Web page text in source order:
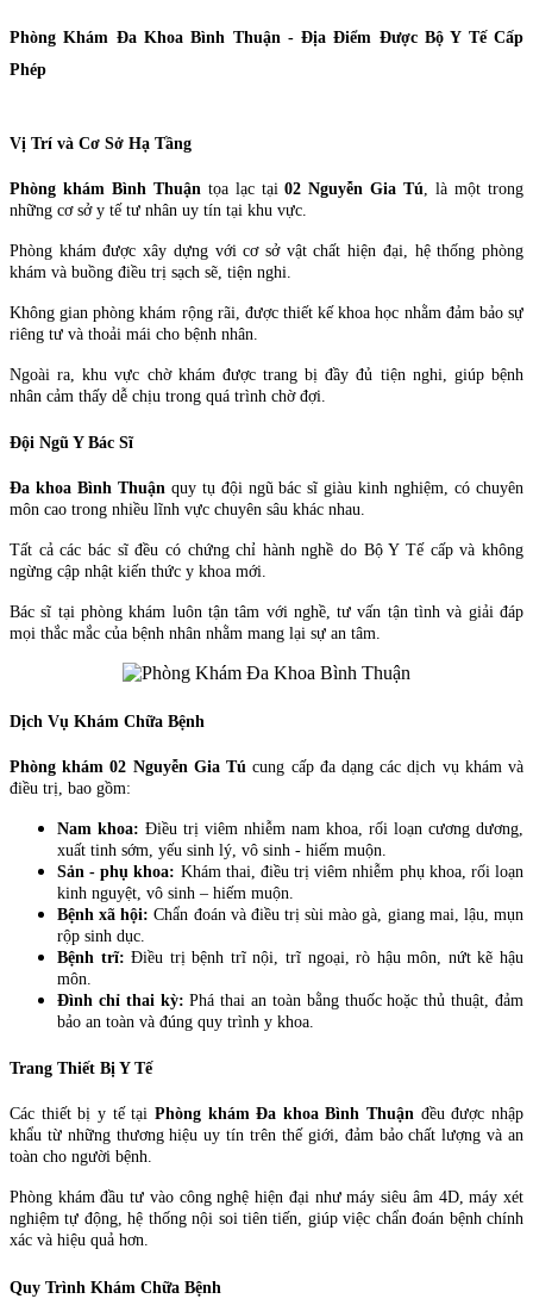
Phòng Khám Đa Khoa Bình Thuận - Địa Điểm Được Bộ Y Tế Cấp
Phép
Vị Trí và Cơ Sở Hạ Tầng
Phòng khám Bình Thuận tọa lạc tại02 Nguyễn Gia Tú , là một trong
những cơ sở y tế tư nhân uy tín tại khu vực.
Phòng khám được xây dựng với cơ sở vật chất hiện đại, hệ thống phòng
khám và buồng điều trị sạch sẽ, tiện nghi.
Không gian phòng khám rộng rãi, được thiết kế khoa học nhằm đảm bảo sự
riêng tư và thoải mái cho bệnh nhân.
Ngoài ra, khu vực chờ khám được trang bị đầy đủ tiện nghi, giúp bệnh
nhân cảm thấy dễ chịu trong quá trình chờ đợi.
Đội Ngũ Y Bác Sĩ
Đa khoa Bình Thuậnquy tụ đội ngũ bác sĩ giàu kinh nghiệm, có chuyên
môn cao trong nhiều lĩnh vực chuyên sâu khác nhau.
Tất cả các bác sĩ đều có chứng chỉ hành nghề do Bộ Y Tế cấp và không
ngừng cập nhật kiến thức y khoa mới.
Bác sĩ tại phòng khám luôn tận tâm với nghề, tư vấn tận tình và giải đáp
mọi thắc mắc của bệnh nhân nhằm mang lại sự an tâm.
Dịch Vụ Khám Chữa Bệnh
Phòng khám 02 Nguyễn Gia Tú cung cấp đa dạng các dịch vụ khám và
điều trị, bao gồm:
Nam khoa: Điều trị viêm nhiễm nam khoa, rối loạn cương dương,
xuất tinh sớm, yếu sinh lý, vô sinh - hiếm muộn.
Sản - phụ khoa: Khám thai, điều trị viêm nhiễm phụ khoa, rối loạn
kinh nguyệt, vô sinh – hiếm muộn.
Bệnh xã hội: Chẩn đoán và điều trị sùi mào gà, giang mai, lậu, mụn
rộp sinh dục.
Bệnh trĩ: Điều trị bệnh trĩ nội, trĩ ngoại, rò hậu môn, nứt kẽ hậu
môn.
Đình chỉ thai kỳ: Phá thai an toàn bằng thuốc hoặc thủ thuật, đảm
bảo an toàn và đúng quy trình y khoa.
Trang Thiết Bị Y Tế
Các thiết bị y tế tại Phòng khám Đa khoa Bình Thuận đều được nhập
khẩu từ những thương hiệu uy tín trên thế giới, đảm bảo chất lượng và an
toàn cho người bệnh.
Phòng khám đầu tư vào công nghệ hiện đại như máy siêu âm 4D, máy xét
nghiệm tự động, hệ thống nội soi tiên tiến, giúp việc chẩn đoán bệnh chính
xác và hiệu quả hơn.
Quy Trình Khám Chữa Bệnh